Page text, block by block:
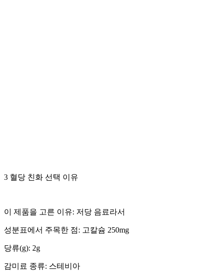
3 혈당 친화 선택 이유
이 제품을 고른 이유: 저당 음료라서
성분표에서 주목한 점: 고칼슘 250mg
당류(g): 2g
감미료 종류: 스테비아